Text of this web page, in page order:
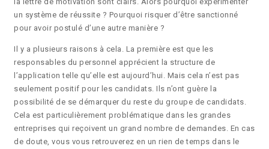
un système de réussite ? Pourquoi risquer d’être sanctionné
pour avoir postulé d’une autre manière ?
Il y a plusieurs raisons à cela. La première est que les
responsables du personnel apprécient la structure de
l’application telle qu’elle est aujourd’hui. Mais cela n’est pas
seulement positif pour les candidats. Ils n’ont guère la
possibilité de se démarquer du reste du groupe de candidats.
Cela est particulièrement problématique dans les grandes
entreprises qui reçoivent un grand nombre de demandes. En cas
de doute, vous vous retrouverez en un rien de temps dans le